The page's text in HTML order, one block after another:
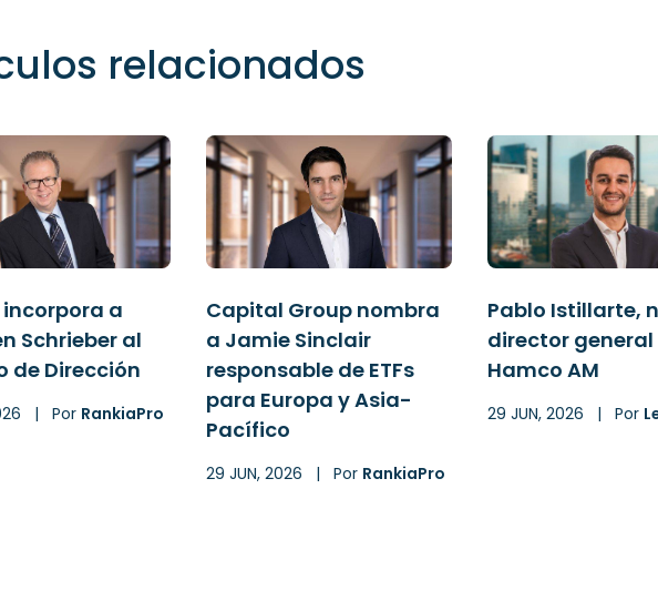
relacionados
incorpora a
Schrieber al
de Dirección
| Por RankiaPro
Capital Group nombra
a Jamie Sinclair
responsable de ETFs
para Europa y Asia-
Pacífico
29 JUN, 2026 | Por RankiaPro
Pablo Istillarte,
director general
Hamco AM
29 JUN, 2026 | Por